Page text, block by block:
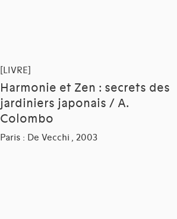
[LIVRE]
Harmonie et Zen : secrets des
jardiniers japonais / A.
Colombo
Paris : De Vecchi , 2003